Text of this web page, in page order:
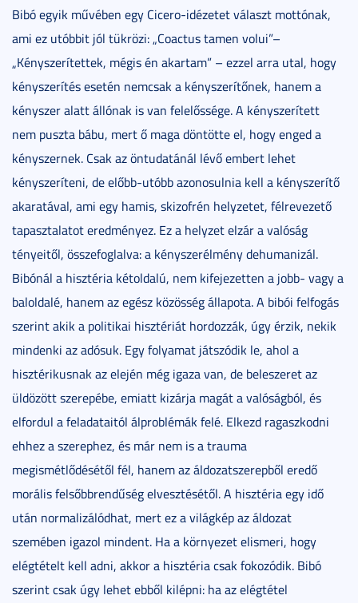
Bibó egyik művében egy Cicero-idézetet választ mottónak,
ami ez utóbbit jól tükrözi: „Coactus tamen volui”–
„Kényszerítettek, mégis én akartam” – ezzel arra utal, hogy
kényszerítés esetén nemcsak a kényszerítőnek, hanem a
kényszer alatt állónak is van felelőssége. A kényszerített
nem puszta bábu, mert ő maga döntötte el, hogy enged a
kényszernek. Csak az öntudatánál lévő embert lehet
kényszeríteni, de előbb-utóbb azonosulnia kell a kényszerítő
akaratával, ami egy hamis, skizofrén helyzetet, félrevezető
tapasztalatot eredményez. Ez a helyzet elzár a valóság
tényeitől, összefoglalva: a kényszerélmény dehumanizál.
Bibónál a hisztéria kétoldalú, nem kifejezetten a jobb- vagy a
baloldalé, hanem az egész közösség állapota. A bibói felfogás
szerint akik a politikai hisztériát hordozzák, úgy érzik, nekik
mindenki az adósuk. Egy folyamat játszódik le, ahol a
hisztérikusnak az elején még igaza van, de beleszeret az
üldözött szerepébe, emiatt kizárja magát a valóságból, és
elfordul a feladataitól álproblémák felé. Elkezd ragaszkodni
ehhez a szerephez, és már nem is a trauma
megismétlődésétől fél, hanem az áldozatszerepből eredő
morális felsőbbrendűség elvesztésétől. A hisztéria egy idő
után normalizálódhat, mert ez a világkép az áldozat
szemében igazol mindent. Ha a környezet elismeri, hogy
elégtételt kell adni, akkor a hisztéria csak fokozódik. Bibó
szerint csak úgy lehet ebből kilépni: ha az elégtétel